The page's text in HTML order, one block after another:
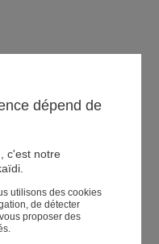
dépend de
c'est notre
utilisons des cookies
de détecter
proposer des